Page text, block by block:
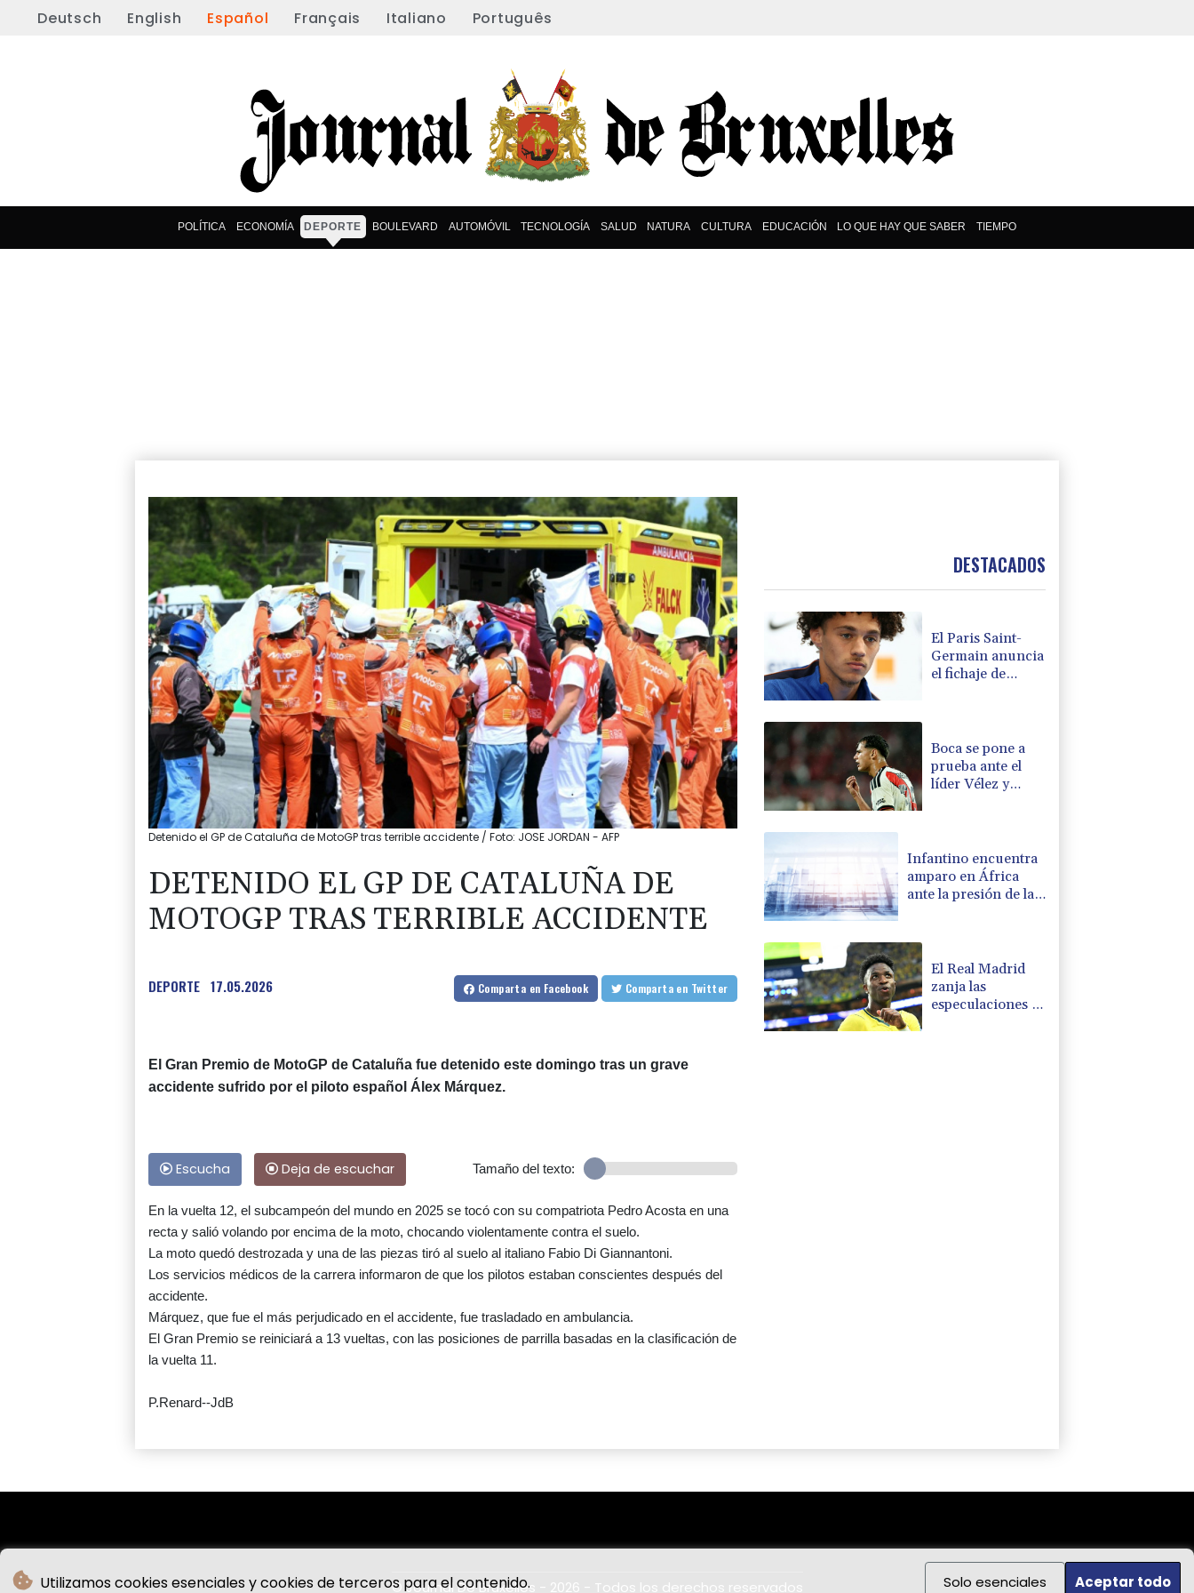
Utilizamos cookies esenciales y cookies de terceros para el contenido. Solo esenciales Aceptar todo
Deutsch English Español Français Italiano Português
POLÍTICA ECONOMÍA DEPORTE BOULEVARD AUTOMÓVIL TECNOLOGÍA SALUD NATURA CULTURA EDUCACIÓN LO QUE HAY QUE SABER TIEMPO
Detenido el GP de Cataluña de MotoGP tras terrible accidente / Foto: JOSE JORDAN - AFP
DETENIDO EL GP DE CATALUÑA DE
MOTOGP TRAS TERRIBLE ACCIDENTE
DEPORTE 17.05.2026 Comparta en Facebook Comparta en Twitter
El Gran Premio de MotoGP de Cataluña fue detenido este domingo tras un grave
accidente sufrido por el piloto español Álex Márquez.
Escucha Deja de escuchar Tamaño del texto:
En la vuelta 12, el subcampeón del mundo en 2025 se tocó con su compatriota Pedro Acosta en una
recta y salió volando por encima de la moto, chocando violentamente contra el suelo.
La moto quedó destrozada y una de las piezas tiró al suelo al italiano Fabio Di Giannantoni.
Los servicios médicos de la carrera informaron de que los pilotos estaban conscientes después del
accidente.
Márquez, que fue el más perjudicado en el accidente, fue trasladado en ambulancia.
El Gran Premio se reiniciará a 13 vueltas, con las posiciones de parrilla basadas en la clasificación de
la vuelta 11.
P.Renard--JdB
DESTACADOS
El Paris Saint-
Germain anuncia
el fichaje de
Boca se pone a
prueba ante el
líder Vélez y
Infantino encuentra
amparo en África
ante la presión de la
El Real Madrid
zanja las
especulaciones y
© Journal De Bruxelles - 2026 - Todos los derechos reservados